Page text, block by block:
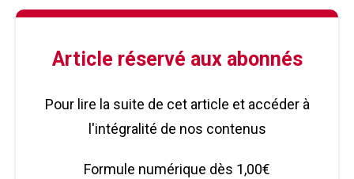
Article réservé aux abonnés
Pour lire la suite de cet article et accéder à
l'intégralité de nos contenus
Formule numérique dès 1,00€